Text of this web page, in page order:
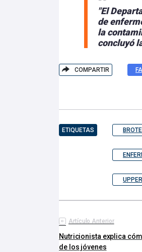
"El
de
la
concluyó
COMPARTIR
ETIQUETAS
Artículo Anterior
Nutricionista explica
de los jóvenes